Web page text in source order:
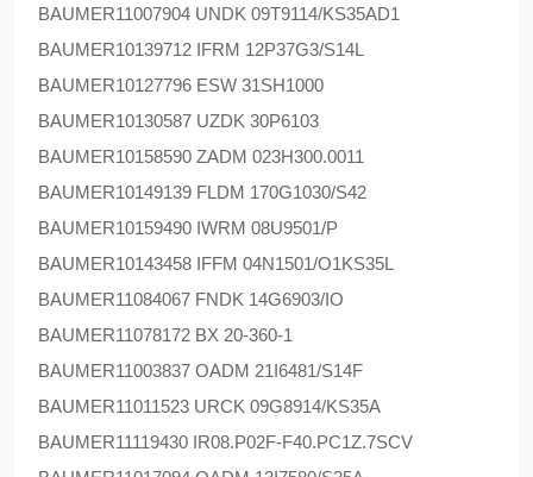
BAUMER11007904 UNDK 09T9114/KS35AD1
BAUMER10139712 IFRM 12P37G3/S14L
BAUMER10127796 ESW 31SH1000
BAUMER10130587 UZDK 30P6103
BAUMER10158590 ZADM 023H300.0011
BAUMER10149139 FLDM 170G1030/S42
BAUMER10159490 IWRM 08U9501/P
BAUMER10143458 IFFM 04N1501/O1KS35L
BAUMER11084067 FNDK 14G6903/IO
BAUMER11078172 BX 20-360-1
BAUMER11003837 OADM 21I6481/S14F
BAUMER11011523 URCK 09G8914/KS35A
BAUMER11119430 IR08.P02F-F40.PC1Z.7SCV